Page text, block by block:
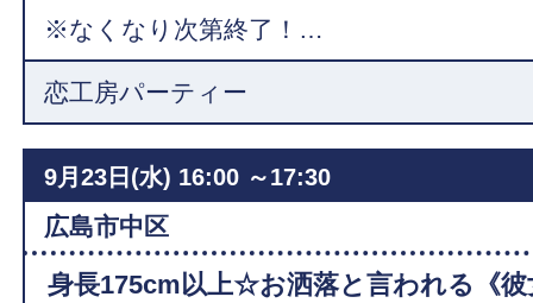
※なくなり次第終了！…
恋工房パーティー
9月23日(水) 16:00 ～17:30
広島市中区
身長175cm以上☆お洒落と言われる《